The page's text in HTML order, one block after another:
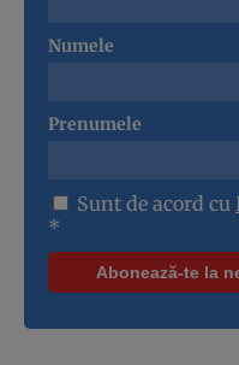
Numele
Prenumele
Sunt de acord cu
*